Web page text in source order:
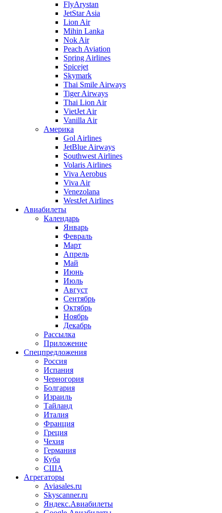
FlyArystan
JetStar Asia
Lion Air
Mihin Lanka
Nok Air
Peach Aviation
Spring Airlines
Spicejet
Skymark
Thai Smile Airways
Tiger Airways
Thai Lion Air
VietJet Air
Vanilla Air
Америка
Gol Airlines
JetBlue Airways
Southwest Airlines
Volaris Airlines
Viva Aerobus
Viva Air
Venezolana
WestJet Airlines
Авиабилеты
Календарь
Январь
Февраль
Март
Апрель
Май
Июнь
Июль
Август
Сентябрь
Октябрь
Ноябрь
Декабрь
Рассылка
Приложение
Спецпредложения
Россия
Испания
Черногория
Болгария
Израиль
Тайланд
Италия
Франция
Греция
Чехия
Германия
Куба
США
Агрегаторы
Aviasales.ru
Skyscanner.ru
Яндекс.Авиабилеты